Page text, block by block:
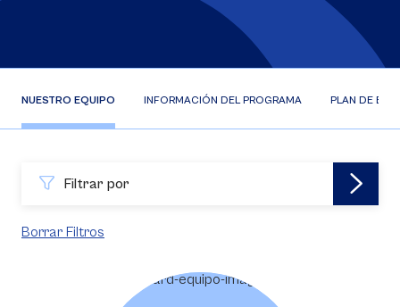
NUESTRO EQUIPO INFORMACIÓN DEL PROGRAMA PLAN DE
Filtrar por
Borrar Filtros